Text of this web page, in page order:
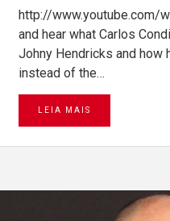
http://www.youtube.com/
and hear what Carlos
Johny Hendricks and how
instead of the…
LEIA MAIS